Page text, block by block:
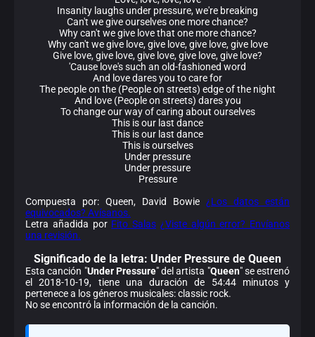
Insanity laughs under pressure, we're breaking
Can't we give ourselves one more chance?
Why can't we give love that one more chance?
Why can't we give love, give love, give love, give love
Give love, give love, give love, give love, give love?
'Cause love's such an old-fashioned word
And love dares you to care for
The people on the (People on streets) edge of the night
And love (People on streets) dares you
To change our way of caring about ourselves
This is our last dance
This is our last dance
This is ourselves
Under pressure
Under pressure
Pressure
Compuesta por: Queen, David Bowie ¿Los datos están
equivocados? Avísanos.
Letra añadida por Fito Salas ¿Viste algún error? Envíanos
una revisión.
Significado de la letra: Under Pressure de Queen
Esta canción "Under Pressure" del artista "Queen" se estrenó
el 2018-10-19, tiene una duración de 54:44 minutos y
pertenece a los géneros musicales: classic rock.
No se encontró la información de la canción.